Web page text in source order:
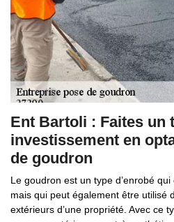
Ent Bartoli : Faites un
investissement en
de goudron
Le goudron est un type d’enrobé
mais qui peut également être utilisé
extérieurs d’une propriété. Avec ce